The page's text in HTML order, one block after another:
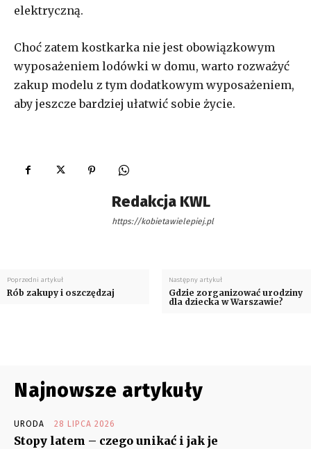
elektryczną.
Choć zatem kostkarka nie jest obowiązkowym
wyposażeniem lodówki w domu, warto rozważyć
zakup modelu z tym dodatkowym wyposażeniem,
aby jeszcze bardziej ułatwić sobie życie.
Redakcja KWL
https://kobietawielepiej.pl
Poprzedni artykuł
Rób zakupy i oszczędzaj
Następny artykuł
Gdzie zorganizować urodziny
dla dziecka w Warszawie?
Najnowsze artykuły
URODA 28 LIPCA 2026
Stopy latem – czego unikać i jak je